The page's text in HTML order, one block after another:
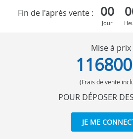
Fin de l'après vente :
00
Jour
Mise à prix
(Frais de vente
POUR DÉPOSER
JE ME